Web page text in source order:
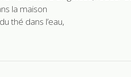
la maison
thé dans l’eau,